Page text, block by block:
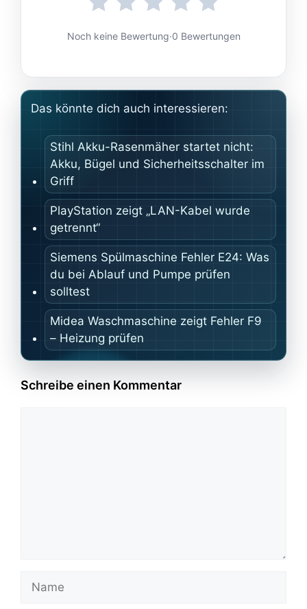
Noch keine Bewertung·0 Bewertungen
Das könnte dich auch interessieren:
Stihl Akku-Rasenmäher startet nicht:
Akku, Bügel und Sicherheitsschalter im
Griff
PlayStation zeigt „LAN-Kabel wurde
getrennt“
Siemens Spülmaschine Fehler E24: Was
du bei Ablauf und Pumpe prüfen
solltest
Midea Waschmaschine zeigt Fehler F9
– Heizung prüfen
Schreibe einen Kommentar
Name